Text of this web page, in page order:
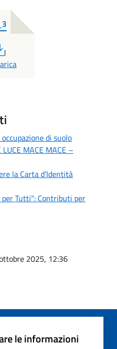
di suolo
MACE MACE –
la Carta d'Identità
per Tutti": Contributi per
2025, 12:36
le informazioni